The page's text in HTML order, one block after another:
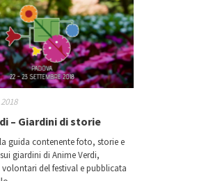
– Giardini di storie
guida contenente foto, storie e
giardini di Anime Verdi,
del festival e pubblicata